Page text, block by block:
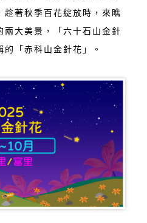
趁著秋季百花綻放時，來瞧
兩大美景，「六十石山金針
「赤科山金針花」。